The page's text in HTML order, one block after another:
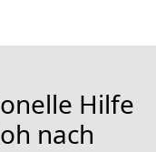
Hilfe
nach